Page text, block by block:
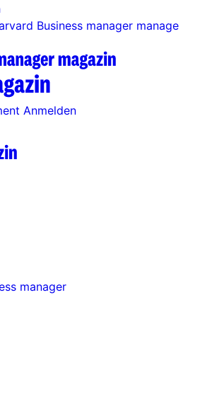
Business manager manage
Anmelden
manager